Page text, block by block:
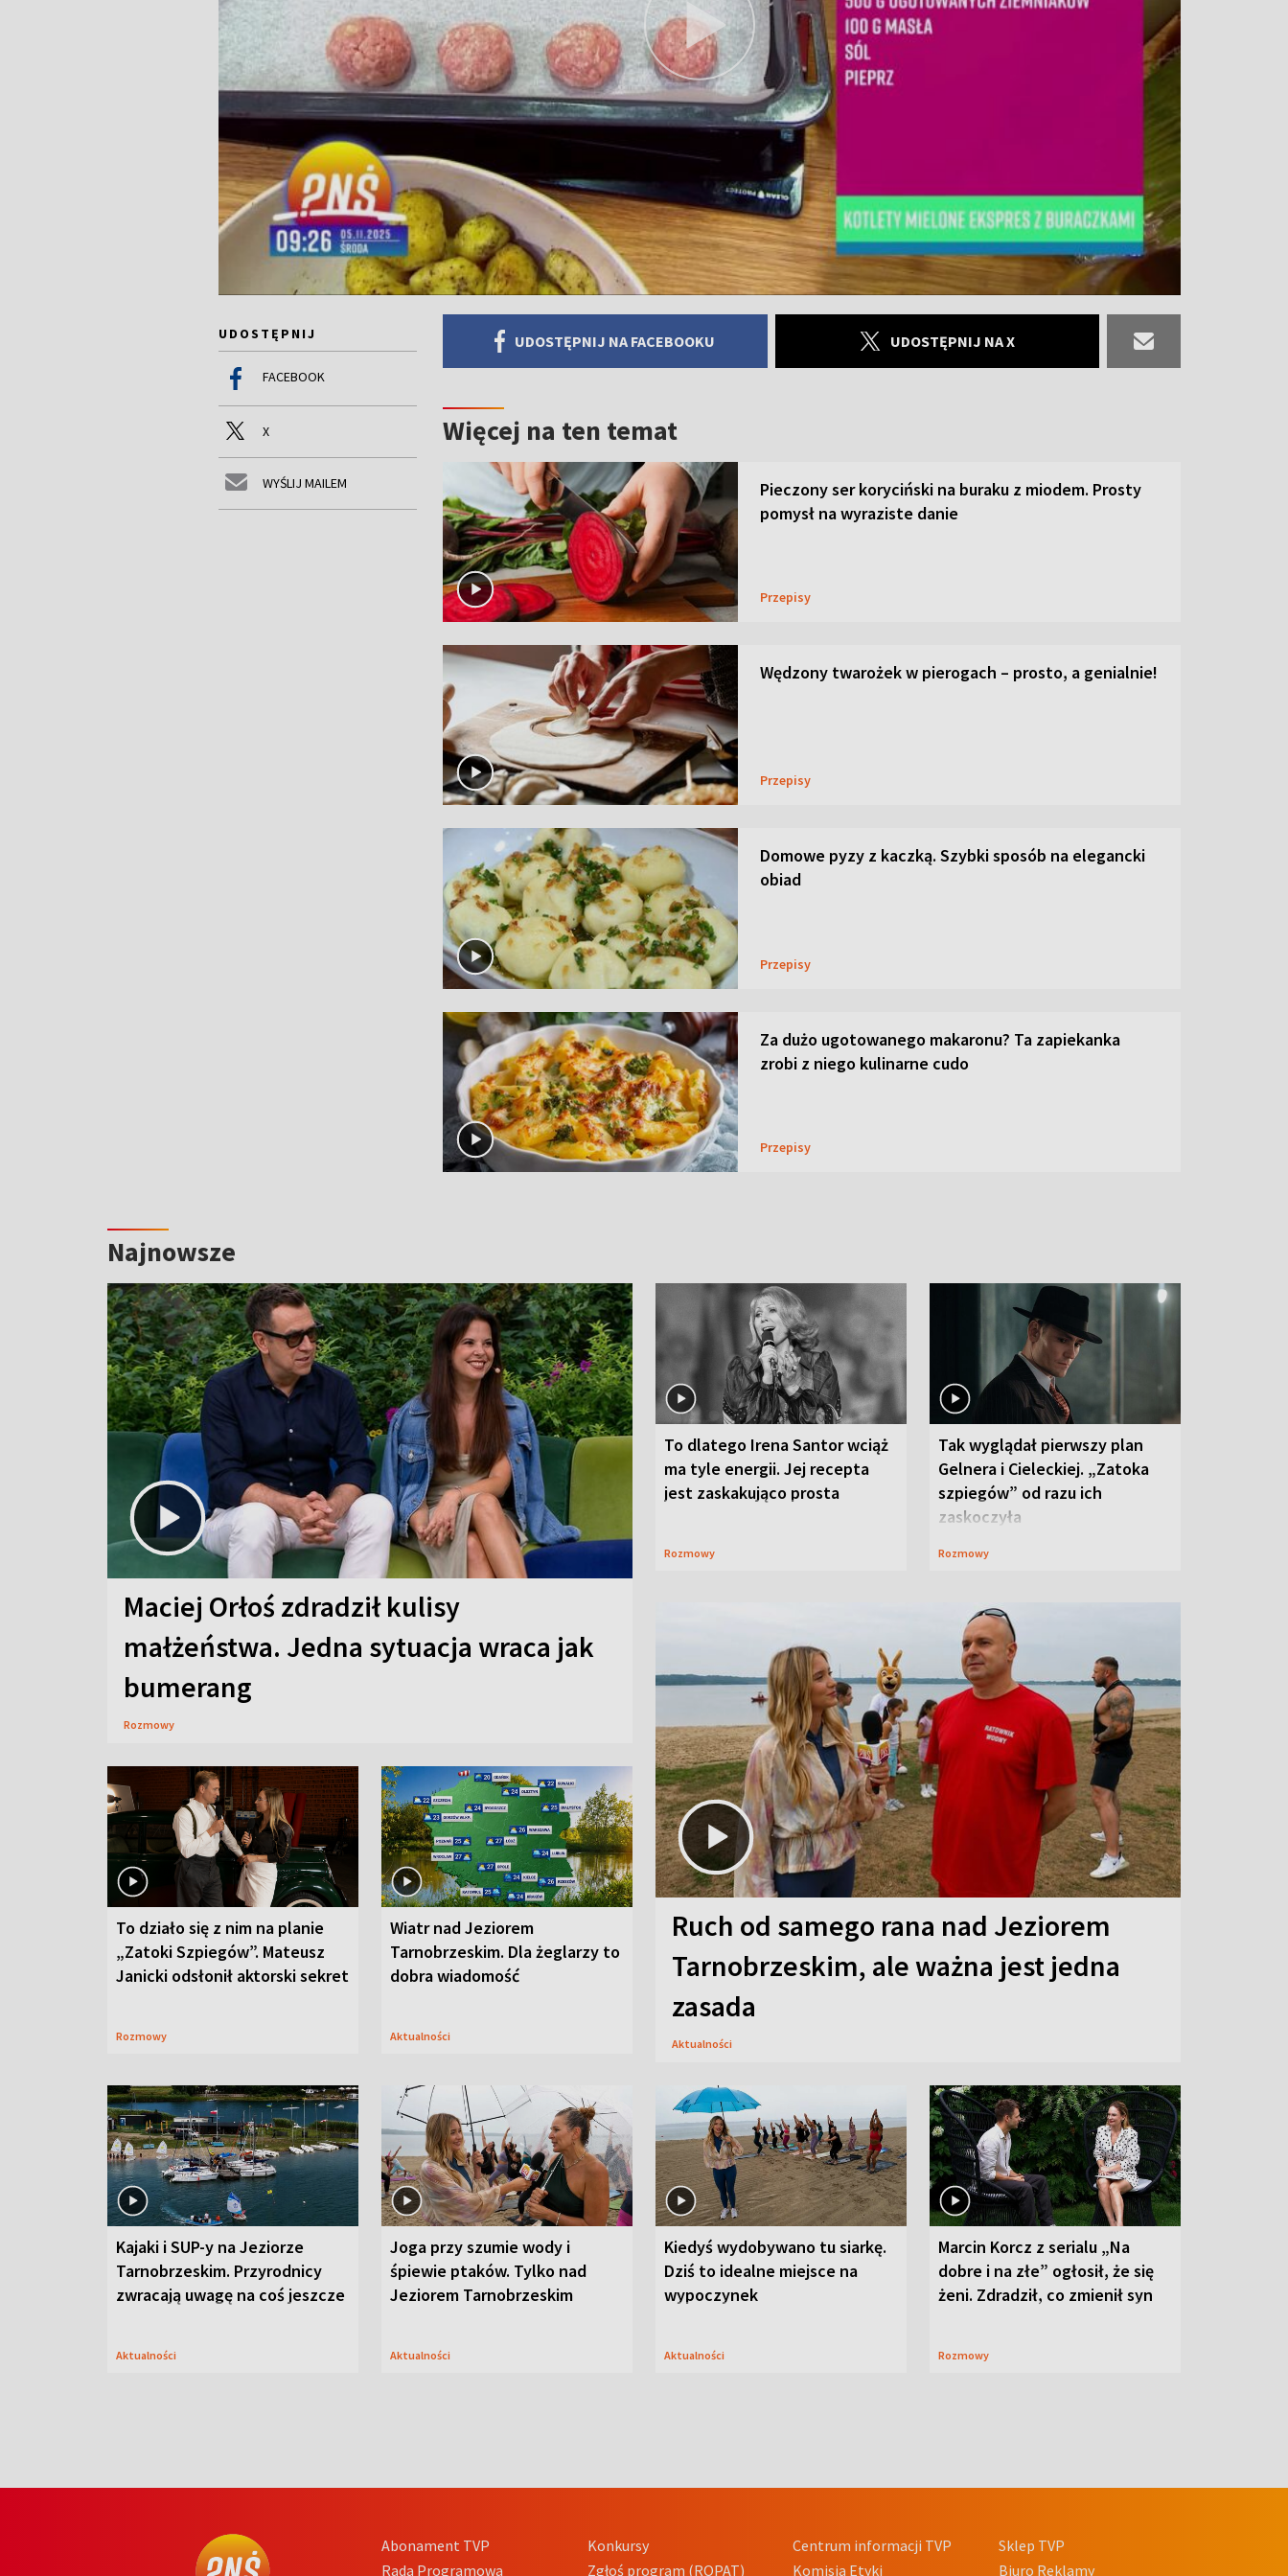
UDOSTĘPNIJ
FACEBOOK
X
WYŚLIJ MAILEM
UDOSTĘPNIJ NA FACEBOOKU UDOSTĘPNIJ NA X
Więcej na ten temat
Pieczony ser koryciński na buraku z miodem. Prosty
pomysł na wyraziste danie
Przepisy
Wędzony twarożek w pierogach – prosto, a genialnie!
Przepisy
Domowe pyzy z kaczką. Szybki sposób na elegancki
obiad
Przepisy
Za dużo ugotowanego makaronu? Ta zapiekanka
zrobi z niego kulinarne cudo
Przepisy
Najnowsze
Maciej Orłoś zdradził kulisy
małżeństwa. Jedna sytuacja wraca jak
bumerang
Rozmowy
To dlatego Irena Santor wciąż
ma tyle energii. Jej recepta
jest zaskakująco prosta
Rozmowy
Tak wyglądał pierwszy plan
Gelnera i Cieleckiej. „Zatoka
szpiegów” od razu ich
zaskoczyła
Rozmowy
To działo się z nim na planie
„Zatoki Szpiegów”. Mateusz
Janicki odsłonił aktorski sekret
Rozmowy
Wiatr nad Jeziorem
Tarnobrzeskim. Dla żeglarzy to
dobra wiadomość
Aktualności
Ruch od samego rana nad Jeziorem
Tarnobrzeskim, ale ważna jest jedna
zasada
Aktualności
Kajaki i SUP-y na Jeziorze
Tarnobrzeskim. Przyrodnicy
zwracają uwagę na coś jeszcze
Aktualności
Joga przy szumie wody i
śpiewie ptaków. Tylko nad
Jeziorem Tarnobrzeskim
Aktualności
Kiedyś wydobywano tu siarkę.
Dziś to idealne miejsce na
wypoczynek
Aktualności
Marcin Korcz z serialu „Na
dobre i na złe” ogłosił, że się
żeni. Zdradził, co zmienił syn
Rozmowy
Abonament TVP
Rada Programowa
Konkursy
Zgłoś program (ROPAT)
Centrum informacji TVP
Komisja Etyki
Sklep TVP
Biuro Reklamy